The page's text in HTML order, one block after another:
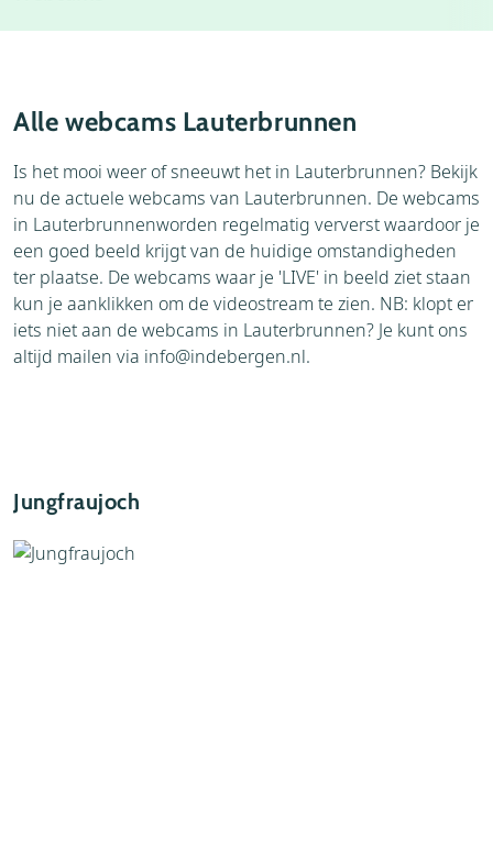
Thema's
Alle webcams Lauterbrunnen
Is het mooi weer of sneeuwt het in Lauterbrunnen? Bekijk
nu de actuele webcams van Lauterbrunnen. De webcams
in Lauterbrunnenworden regelmatig ververst waardoor je
een goed beeld krijgt van de huidige omstandigheden
ter plaatse. De webcams waar je 'LIVE' in beeld ziet staan
kun je aanklikken om de videostream te zien. NB: klopt er
iets niet aan de webcams in Lauterbrunnen? Je kunt ons
altijd mailen via info@indebergen.nl.
Jungfraujoch